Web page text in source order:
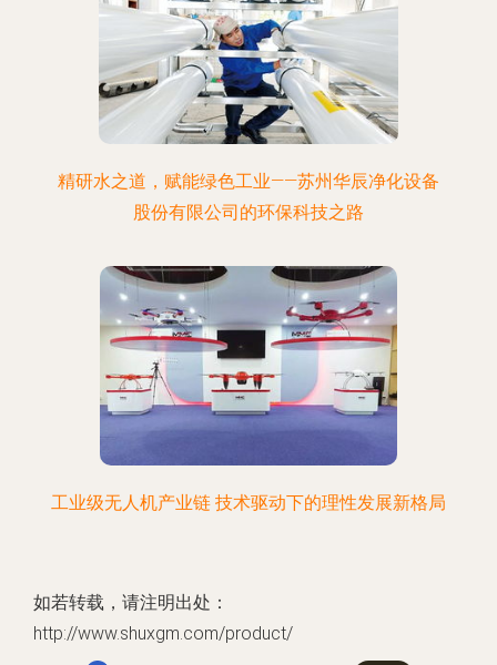
精研水之道，赋能绿色工业——苏州华辰净化设备
股份有限公司的环保科技之路
工业级无人机产业链 技术驱动下的理性发展新格局
如若转载，请注明出处：
http://www.shuxgm.com/product/